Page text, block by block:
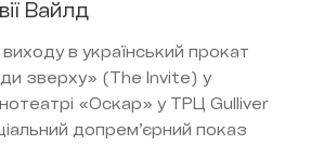
Вайлд
в український прокат
зверху» (The Invite) у
«Оскар» у ТРЦ Gulliver
допрем’єрний показ